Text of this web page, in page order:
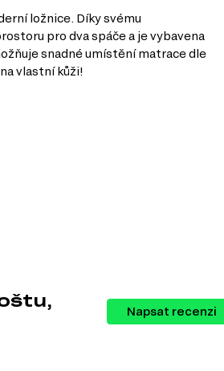
ložnice. Díky svému
pro dva spáče a je vybavena
snadné umístění matrace dle
vlastní kůži!
různých kategorií, které vám pomohou
Napsat recenzi